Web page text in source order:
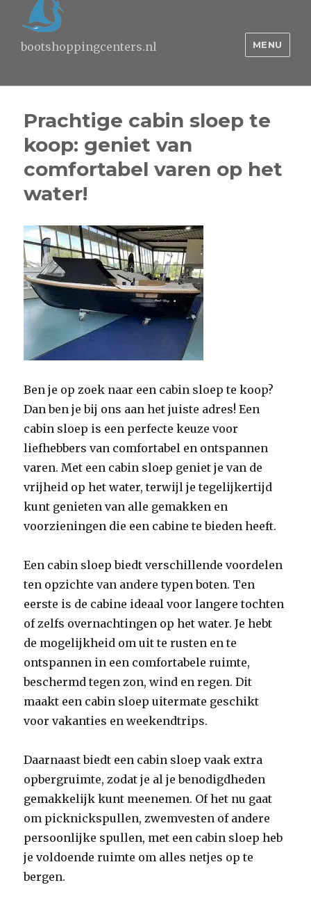
bootshoppingcenters.nl MENU
Prachtige cabin sloep te
koop: geniet van
comfortabel varen op het
water!
Ben je op zoek naar een cabin sloep te koop?
Dan ben je bij ons aan het juiste adres! Een
cabin sloep is een perfecte keuze voor
liefhebbers van comfortabel en ontspannen
varen. Met een cabin sloep geniet je van de
vrijheid op het water, terwijl je tegelijkertijd
kunt genieten van alle gemakken en
voorzieningen die een cabine te bieden heeft.
Een cabin sloep biedt verschillende voordelen
ten opzichte van andere typen boten. Ten
eerste is de cabine ideaal voor langere tochten
of zelfs overnachtingen op het water. Je hebt
de mogelijkheid om uit te rusten en te
ontspannen in een comfortabele ruimte,
beschermd tegen zon, wind en regen. Dit
maakt een cabin sloep uitermate geschikt
voor vakanties en weekendtrips.
Daarnaast biedt een cabin sloep vaak extra
opbergruimte, zodat je al je benodigdheden
gemakkelijk kunt meenemen. Of het nu gaat
om picknickspullen, zwemvesten of andere
persoonlijke spullen, met een cabin sloep heb
je voldoende ruimte om alles netjes op te
bergen.